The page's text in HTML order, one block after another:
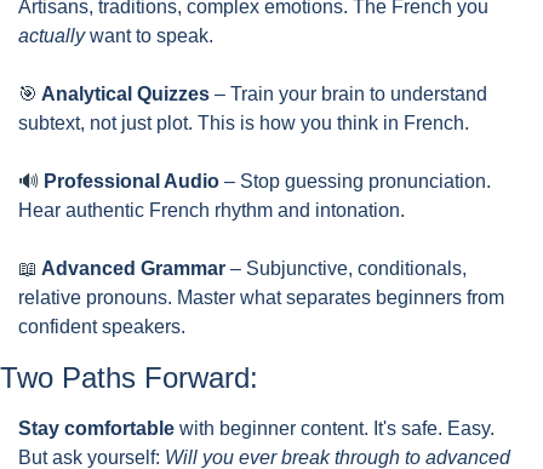
actually want to speak.
🎯 Analytical Quizzes – Train your brain to understand
subtext, not just plot. This is how you think in French.
🔊 Professional Audio – Stop guessing pronunciation.
Hear authentic French rhythm and intonation.
📖 Advanced Grammar – Subjunctive, conditionals,
relative pronouns. Master what separates beginners from
confident speakers.
Two Paths Forward:
Stay comfortable with beginner content. It's safe. Easy.
But ask yourself: Will you ever break through to advanced